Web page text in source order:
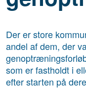
Der er store
andel af dem, der
som er fastholdt i
efter starten på